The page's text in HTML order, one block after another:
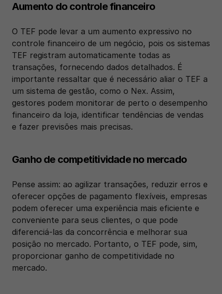
Aumento do controle financeiro
O TEF pode levar a um aumento expressivo no
controle financeiro de um negócio, pois os sistemas
TEF registram automaticamente todas as
transações, fornecendo dados detalhados. É
importante ressaltar que é necessário aliar o TEF a
um sistema de gestão, como o Nex. Assim,
gestores podem monitorar de perto o desempenho
financeiro da loja, identificar tendências de vendas
e fazer previsões mais precisas.
Ganho de competitividade no mercado
Pense assim: ao agilizar transações, reduzir erros e
oferecer opções de pagamento flexíveis, empresas
podem oferecer uma experiência mais eficiente e
conveniente para seus clientes, o que pode
diferenciá-las da concorrência e melhorar sua
posição no mercado. Portanto, o TEF pode, sim,
proporcionar ganho de competitividade no
mercado.